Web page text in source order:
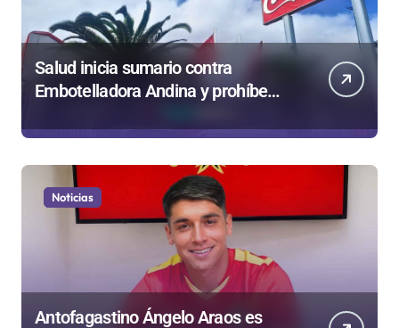
Salud inicia sumario contra
Embotelladora Andina y prohíbe
laborales
Noticias
Antofagastino Ángelo Araos es